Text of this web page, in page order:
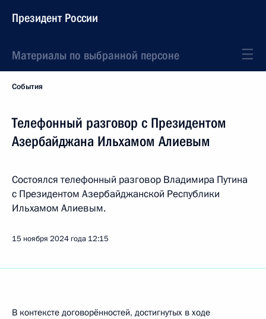
Президент России
Материалы по выбранной персоне
События
Телефонный разговор с Президентом
Азербайджана Ильхамом Алиевым
Состоялся телефонный разговор Владимира Путина
с Президентом Азербайджанской Республики
Ильхамом Алиевым.
15 ноября 2024 года 12:15
В контексте договорённостей, достигнутых в ходе